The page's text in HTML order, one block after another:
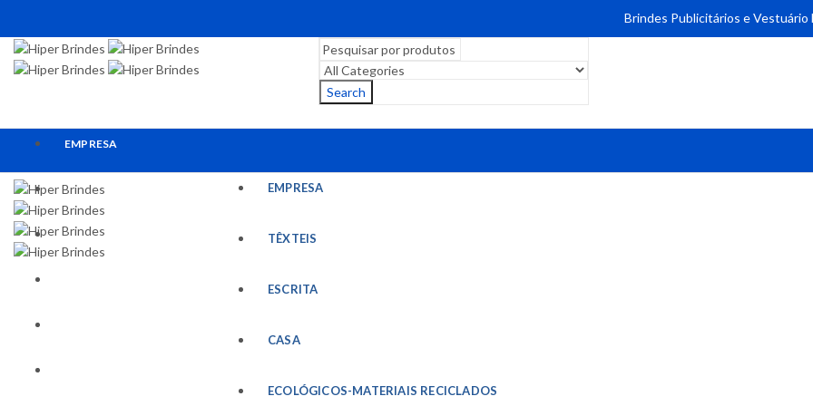
Brindes Publicitários e Vestuário
Search
EMPRESA
TÊXTEIS
ESCRITA
EMPRESA
TÊXTEIS
ESCRITA
CASA
ECOLÓGICOS-MATERIAIS RECICLADOS